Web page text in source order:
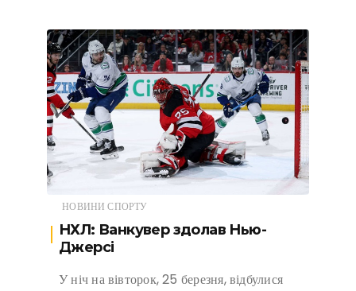
НОВИНИ СПОРТУ
НХЛ: Ванкувер здолав Нью-
Джерсі
У ніч на вівторок, 25 березня, відбулися